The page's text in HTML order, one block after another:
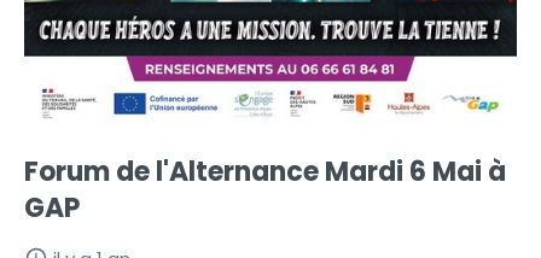
Forum de l'Alternance Mardi 6 Mai à
GAP